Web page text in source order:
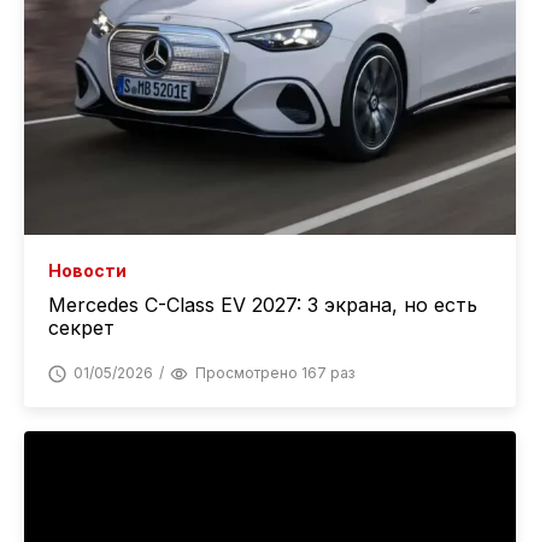
Новости
Mercedes C-Class EV 2027: 3 экрана, но есть
секрет
01/05/2026 Просмотрено 167 раз